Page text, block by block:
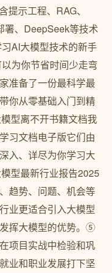
示工程、RAG、
署、DeepSeek等技术
AI大模型技术的新手
为你节省时间少走弯
准备了一份最科学最
你从零基础入门到精
型离不开书籍文档我
习文档电子版它们由
入、详尽为你学习大
型最新行业报告2025
趋势、问题、机会等
业更适合引入大模型
挥大模型的优势。⑤
项目实战中检验和巩
业和职业发展打下坚